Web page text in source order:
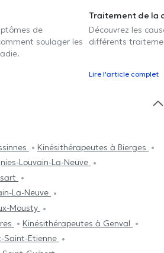
de
soulager les
Traitement de la
Découvrez les
différents
Lire l'article complet
Kinésithérapeutes à Bierges
Louvain-La-Neuve
La-Neuve
Mousty
Kinésithérapeutes à Genval
Saint-Etienne